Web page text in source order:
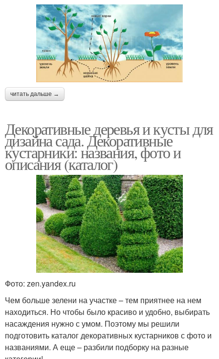
читать дальше →
Декоративные деревья и кусты для
дизайна сада. Декоративные
кустарники: названия, фото и
описания (каталог)
Фото: zen.yandex.ru
Чем больше зелени на участке – тем приятнее на нем
находиться. Но чтобы было красиво и удобно, выбирать
насаждения нужно с умом. Поэтому мы решили
подготовить каталог декоративных кустарников с фото и
названиями. А еще – разбили подборку на разные